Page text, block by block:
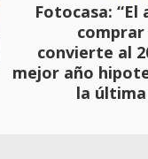
Fotocasa: “El
convierte al
mejor año
la última